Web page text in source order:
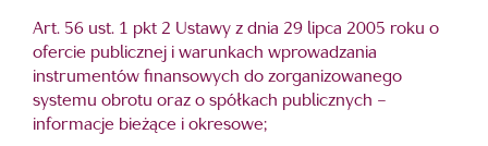
Art. 56 ust. 1 pkt 2 Ustawy z dnia 29 lipca 2005 roku o
ofercie publicznej i warunkach wprowadzania
instrumentów finansowych do zorganizowanego
systemu obrotu oraz o spółkach publicznych –
informacje bieżące i okresowe;